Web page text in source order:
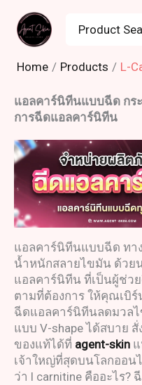
content
for:
Home Products L-
แอลคาร์นิทีนแบบฉีด กร
การฉีดแอลคาร์นิทีน
แอลคาร์นิทีนแบบฉีด ทา
น้ำหนักสลายไขมัน ด้วย
แอลคาร์นิทีน ที่เป็นผู้ช่วย
ตามที่ต้องการ ให้คุณเบิร์
ฉีดแอลคาร์นิทีนลดมวล
แบบ V-shape ได้สบาย สั่
ของแท้ได้ที่ agent-skin
เจ้าใหญ่ที่สุดบนโลกออน
ว่า l carnitine คืออะไร?
1
p
o
u
c
t
s
9
p
o
u
c
t
s
0
o
u
c
t
s